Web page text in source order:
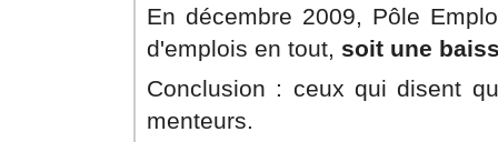
En décembre 2009, Pôle
d'emplois en tout, soit une
Conclusion : ceux qui disent
menteurs.